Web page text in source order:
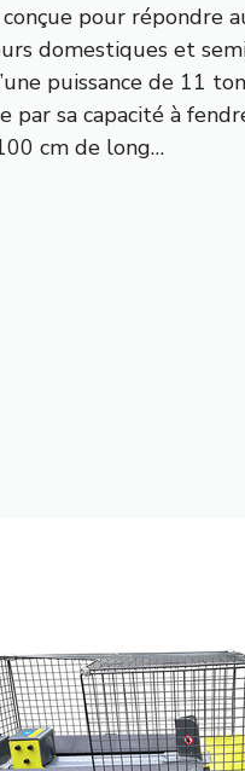
pour répondre
domestiques et
puissance de 11
par sa capacité à
cm de long…